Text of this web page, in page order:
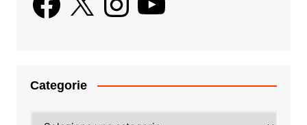
Categorie